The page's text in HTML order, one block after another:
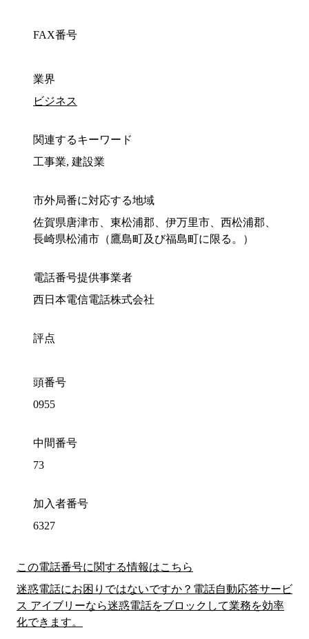
FAX番号
業界
ビジネス
関連するキーワード
工事業, 建設業
市外局番に対応する地域
佐賀県唐津市、東松浦郡、伊万里市、西松浦郡、
長崎県松浦市（鷹島町及び福島町に限る。）
電話番号提供事業者
西日本電信電話株式会社
評点
頭番号
0955
中間番号
73
加入者番号
6327
この電話番号に関する情報はこちら
迷惑電話にお困りではないですか？電話自動応答サービ
ス アイブリーなら迷惑電話をブロックして業務を効率
化できます。